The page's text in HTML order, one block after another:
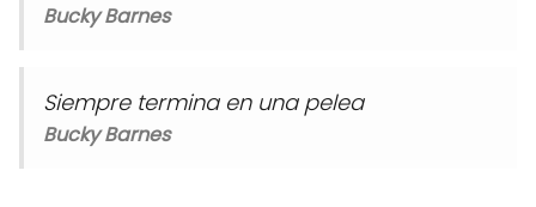
Bucky Barnes
Siempre termina en una pelea
Bucky Barnes